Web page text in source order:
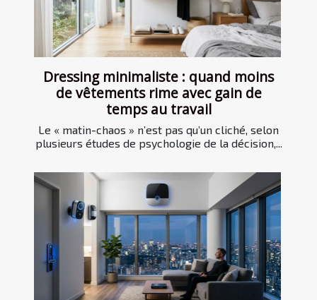
Dressing minimaliste : quand moins
de vêtements rime avec gain de
temps au travail
Le « matin-chaos » n’est pas qu’un cliché, selon
plusieurs études de psychologie de la décision,...